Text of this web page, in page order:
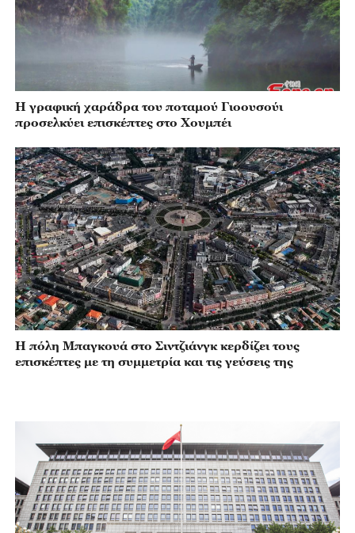
Η γραφική χαράδρα του ποταμού Γιοουσούι
προσελκύει επισκέπτες στο Χουμπέι
Η πόλη Μπαγκουά στο Σιντζιάνγκ κερδίζει τους
επισκέπτες με τη συμμετρία και τις γεύσεις της